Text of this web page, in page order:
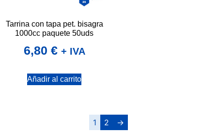
Tarrina con tapa pet. bisagra
1000cc paquete 50uds
6,80 € + IVA
Añadir al carrito
1 2 →